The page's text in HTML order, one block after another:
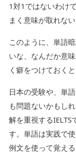
1対1ではないわけ
まく意味が取れな
このように、単語
いな、なんだか意
く癖をつけておくと
日本の受験や、単
も問題ないかもし
解を重視する
す。単語は実践で
例文を使って覚え